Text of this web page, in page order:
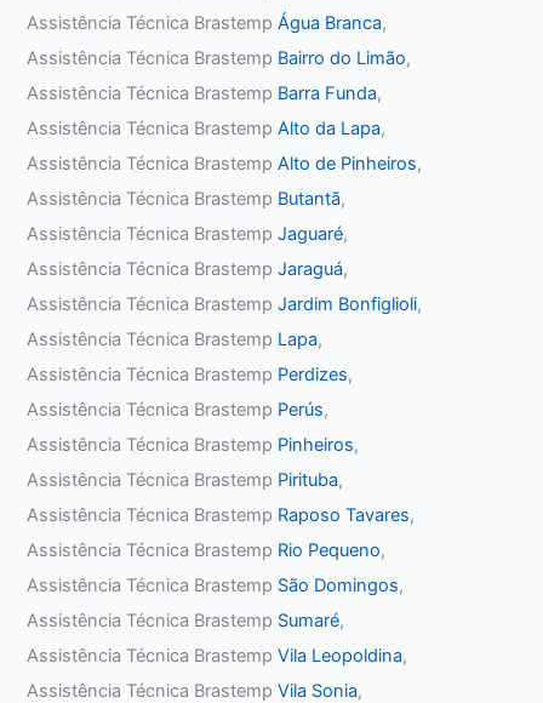
Assistência Técnica BrastempÁgua Branca,
Assistência Técnica Brastemp Bairro do Limão,
Assistência Técnica Brastemp Barra Funda,
Assistência Técnica BrastempAlto da Lapa,
Assistência Técnica BrastempAlto de Pinheiros,
Assistência Técnica Brastemp Butantã,
Assistência Técnica BrastempJaguaré,
Assistência Técnica BrastempJaraguá,
Assistência Técnica BrastempJardim Bonfiglioli,
Assistência Técnica Brastemp Lapa,
Assistência Técnica Brastemp Perdizes,
Assistência Técnica Brastemp Perús,
Assistência Técnica Brastemp Pinheiros,
Assistência Técnica Brastemp Pirituba,
Assistência Técnica Brastemp Raposo Tavares,
Assistência Técnica Brastemp Rio Pequeno,
Assistência Técnica Brastemp São Domingos,
Assistência Técnica Brastemp Sumaré,
Assistência Técnica BrastempVila Leopoldina,
Assistência Técnica BrastempVila Sonia,